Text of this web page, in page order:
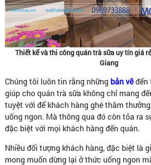
Thiết kế và thi công quán trà sữa uy tín giá
Giang
Chúng tôi luôn tin rằng những bản vẽđến
giúp cho quán trà sữa không chỉ mang
tuyệt với để khách hàng ghé thăm
uống ngon. Mà thông qua đó còn tỏa ra
đặc biệt với mọi khách hàng đến quán.
Nhiều đối tượng khách hàng, đặc biệt là
mong muốn dừng lại ở thức uống ngon